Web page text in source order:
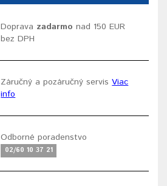
Doprava zadarmo nad 150 EUR
bez DPH
Záručný a pozáručný servisViac
info
Odborné poradenstvo
02/60 10 37 21